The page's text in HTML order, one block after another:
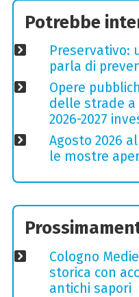
Potrebbe
Preservativo:
parla di
Opere
delle strade a
2026-2027
Agosto 2026
le mostre
Cologno
storica con
antichi sapori